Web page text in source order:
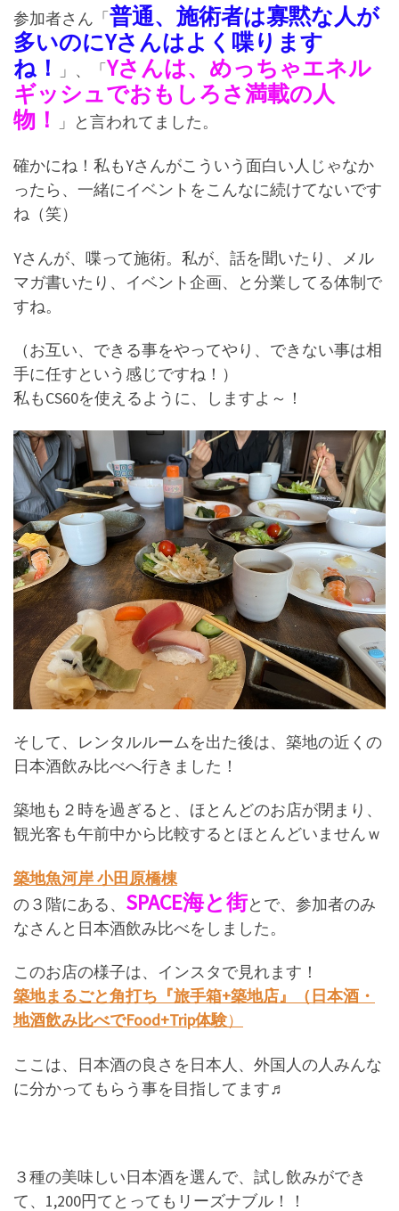
参加者さん「普通、施術者は寡黙な人が
多いのにYさんはよく喋ります
ね！
」、「Yさんは、めっちゃエネル
ギッシュでおもしろさ満載の人
物！
」と言われてました。
確かにね！私もYさんがこういう面白い人じゃなか
ったら、一緒にイベントをこんなに続けてないです
ね（笑）
Yさんが、喋って施術。私が、話を聞いたり、メル
マガ書いたり、イベント企画、と分業してる体制で
すね。
（お互い、できる事をやってやり、できない事は相
手に任すという感じですね！）
私もCS60を使えるように、しますよ～！
そして、レンタルルームを出た後は、築地の近くの
日本酒飲み比べへ行きました！
築地も２時を過ぎると、ほとんどのお店が閉まり、
観光客も午前中から比較するとほとんどいませんｗ
築地魚河岸 小田原橋棟
の３階にある、 SPACE海と街とで、参加者のみ
なさんと日本酒飲み比べをしました。
このお店の様子は、インスタで見れます！
築地まるごと角打ち『旅手箱+築地店』（日本酒・
地酒飲み比べでFood+Trip体験）
ここは、日本酒の良さを日本人、外国人の人みんな
に分かってもらう事を目指してます♬
３種の美味しい日本酒を選んで、試し飲みができ
て、1,200円てとってもリーズナブル！！